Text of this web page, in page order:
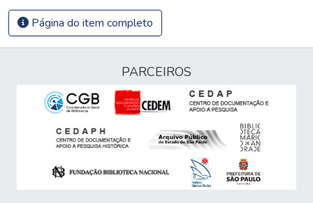
Página do item completo
PARCEIROS